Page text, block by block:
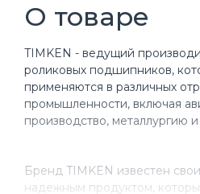
О товаре
TIMKEN - ведущий
роликовых подшипников,
применяются в различных
промышленности, включая
производство, металлургию
Бренд TIMKEN известен
надежным продуктом,